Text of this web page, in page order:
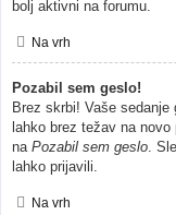
bolj aktivni na forumu.
Na vrh
Pozabil sem geslo!
Brez skrbi! Vaše
lahko brez težav na
na Pozabil sem geslo.
lahko prijavili.
Na vrh